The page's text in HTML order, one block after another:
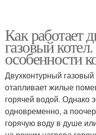
Как работает
газовый
особенности
Двухконтурный
отапливает жилые
горячей водой. Однако
одновременно, а
горячую воду в душе